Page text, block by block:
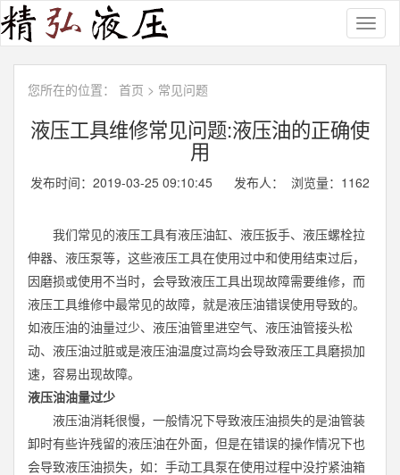
您所在的位置： 首页 > 常见问题
液压工具维修常见问题:液压油的正确使
用
发布时间：2019-03-25 09:10:45 发布人： 浏览量： 1162
我们常见的液压工具有液压油缸、 液压扳手、 液压螺栓拉
伸器、液压泵等，这些液压工具在使用过中和使用结束过后，
因磨损或使用不当时，会导致液压工具出现故障需要维修，而
液压工具维修中最常见的故障，就是液压油错误使用导致的。
如液压油的油量过少、液压油管里进空气、液压油管接头松
动、液压油过脏或是液压油温度过高均会导致液压工具磨损加
速，容易出现故障。
液压油油量过少
液压油消耗很慢，一般情况下导致液压油损失的是油管装
卸时有些许残留的液压油在外面，但是在错误的操作情况下也
会导致液压油损失，如：手动工具泵在使用过程中没拧紧油箱